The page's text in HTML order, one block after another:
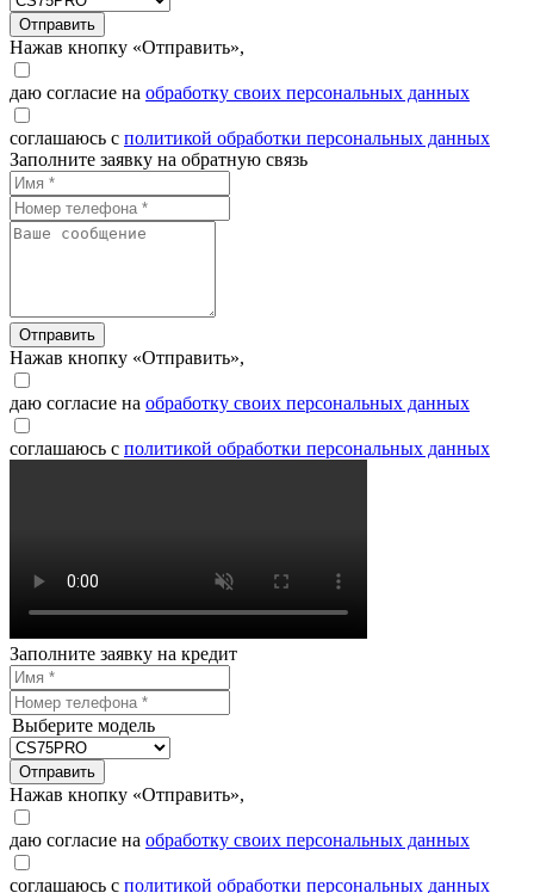
Отправить
Нажав кнопку «Отправить»,
даю согласие на обработку своих персональных данных
соглашаюсь с политикой обработки персональных данных
Заполните заявку на обратную связь
Отправить
Нажав кнопку «Отправить»,
даю согласие на обработку своих персональных данных
соглашаюсь с политикой обработки персональных данных
Заполните заявку на кредит
Выберите модель
Отправить
Нажав кнопку «Отправить»,
даю согласие на обработку своих персональных данных
соглашаюсь с политикой обработки персональных данных